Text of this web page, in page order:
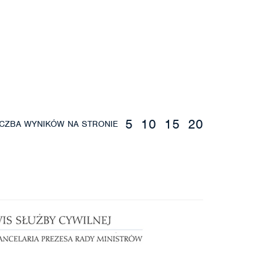
WYNIKÓW NA STRONIE 5 10 15 20